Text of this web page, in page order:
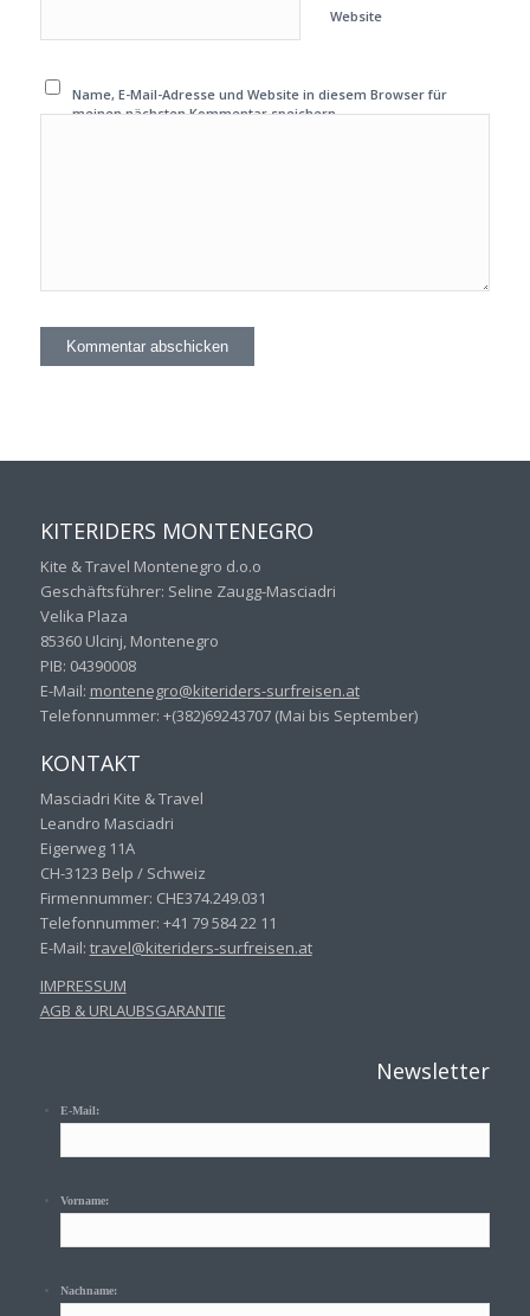
Website
Name, E-Mail-Adresse und Website in diesem Browser für
meinen nächsten Kommentar speichern.
KITERIDERS MONTENEGRO
Kite & Travel Montenegro d.o.o
Geschäftsführer: Seline Zaugg-Masciadri
Velika Plaza
85360 Ulcinj, Montenegro
PIB: 04390008
E-Mail: montenegro@kiteriders-surfreisen.at
Telefonnummer: +(382)69243707 (Mai bis September)
KONTAKT
Masciadri Kite & Travel
Leandro Masciadri
Eigerweg 11A
CH-3123 Belp / Schweiz
Firmennummer: CHE374.249.031
Telefonnummer: +41 79 584 22 11
E-Mail: travel@kiteriders-surfreisen.at
IMPRESSUM
AGB & URLAUBSGARANTIE
Newsletter
E-Mail:
Vorname:
Nachname: